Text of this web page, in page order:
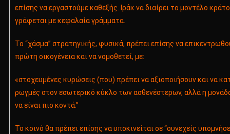
επίσης να εργαστούμε καθεξής. Ιράκ να διαίρει το μοντέλο
γράφεται με κεφαλαία γράμματα.
Το “χάσμα” στρατηγικής, φυσικά, πρέπει επίσης να
πρώτη οικογένεια και να νομοθετεί, με:
«στοχευμένες κυρώσεις (που) πρέπει να αξιοποιήσουν και να
ρωγμές στον εσωτερικό κύκλο των ασθενέστερων, αλλά η
να είναι πιο κοντά.”
Το κοινό θα πρέπει επίσης να υποκινείται σε “συνεχείς